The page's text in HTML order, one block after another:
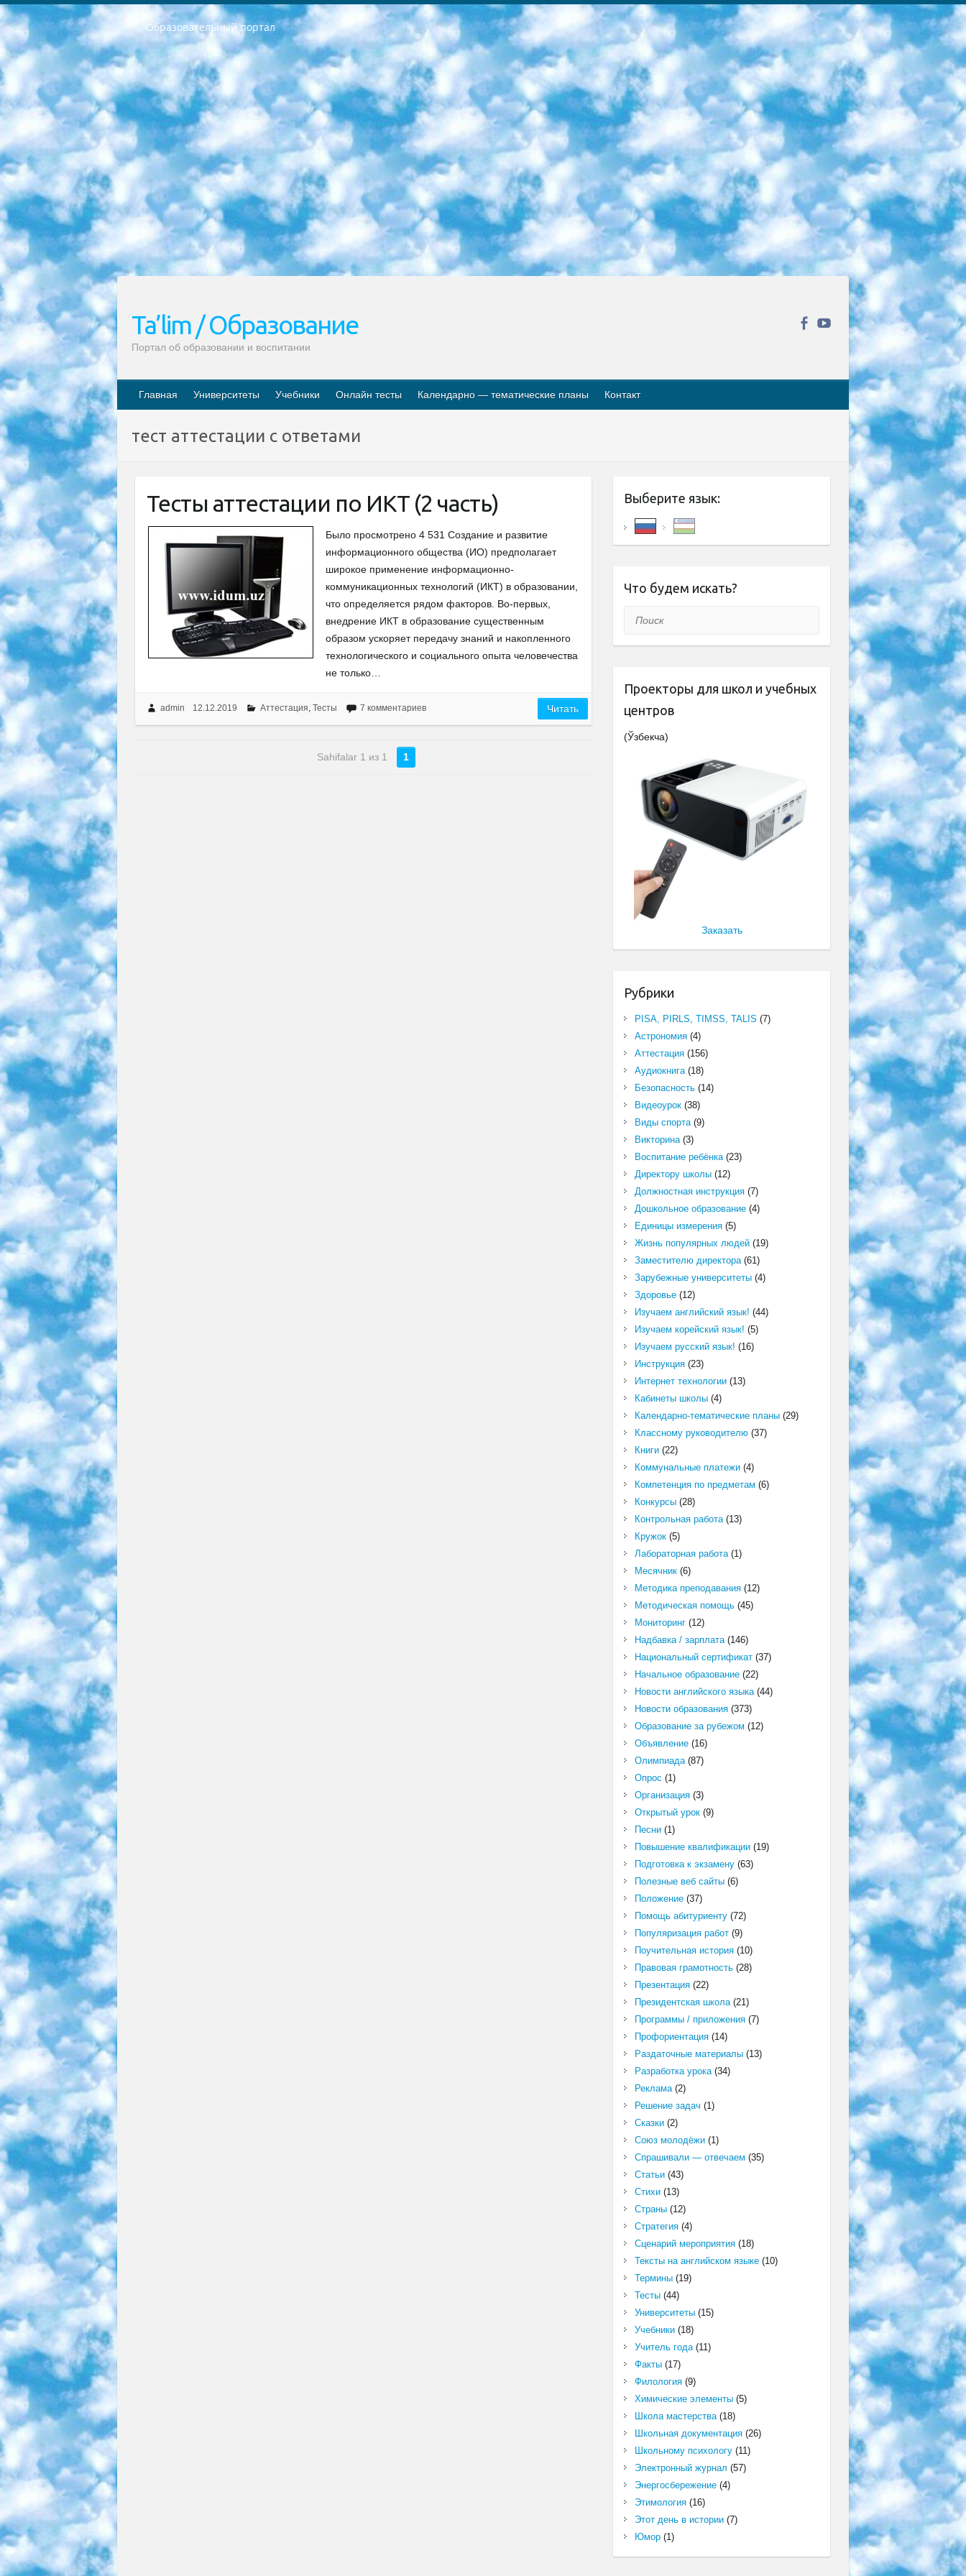
Образовательный портал
РЕСПУБЛИКА УЗБЕКИСТАН МИНИСТРЕРСТВО ДОШКОЛЬНОГО И ШКОЛЬНОГО ОБРАЗОВАНИЯ КОМАНДА в общеобразовательных учреждениях в 2023-2024 учебном году организация и проведение итоговой государственной аттестации обучающихся о Министра дошкольного и школьного образования Республики Узбекистан от 4 марта 2008 года (постановлением Минюста от 20 марта 2008 года № 1778 государственной регистрации) «Итоговое состояние учащихся общего среднего образования на основании положения об утверждении положения об аттестации общего среднего образования выпускной экзамен студентов в образовательных учреждениях в 2023-2024 учебном году В целях организации и прохождения аттестации приказываю: 1. Следующее: перечень предметов, по которым будет проводиться итоговая государственная аттестация и экзамен формы перевода согласно приложению 1; сертификаты международного образца, оценивающие уровень владения иностранными языками перечень согласно приложению 2; 2. Педагогический при специализированных образовательных учреждениях. научно-практический центр квалификации и международной оценки (Д.Давидова) 2024 г. До 25 марта: задания по предметам, по которым будет проводиться итоговая аттестация разработка и утверждение технических условий; итоговая аттестация на основании разработанного предметного задания разработка вопросов по предметам (устно и письменно), экзамен передача; общеобразовательные средние школы и специальные учебные заведения учащиеся выпускных классов школ и интернатов в агентской системе подготовка базы данных экзаменационных материалов и критериев оценки; перевод базы экзаменационных материалов на все языки обучения подать в Республиканский образовательный центр для изготовления; варианты экзаменов на основе разработанных контрольных материалов пусть будут поставлены задачи формирования. 3. Республиканский образовательный центр (Ш.Худайкулов) до 5 апреля 2024 года. до: база данных предоставленных экзаменационных материалов на все языки обучения перевод и экспертиза; для слепых, слабовидящих, глухих, слабослышащих и умственно отсталых детей учащиеся выпускных классов специализированных школ и школ-интернатов база данных экзаменационных материалов на всех преподаваемых языках подготовка критериев оценки; специализированные школы для умственно отсталых детей и технологии для учащихся выпускных классов школ-интернатов разработка соответствующих рекомендаций и критериев проведения ЕГЭ по естествознанию давать задания. 4. Педагогический при специализированных образовательных учреждениях. Научно-практический центр навыков и международной оценки (Д.Давидова), Республика образовательный центр (Худайкулов Ш.) итоговый государственный аттестационный экзамен ориентирован на творческое и логическое мышление при подготовке базы материалов учитывать введение заданий. 5. Следует отметить, что: сертификат государственного образца о знании общеобразовательного предмета и как минимум национальный уровень B1 по предметам на иностранных языках, указанным в Приложении 2. или международно признанный сертификат эквивалентного уровня студенты, изучающие определенный предмет, освобождаются от экзамена; по соответствующим предметам запланирована итоговая государственная аттестация за день до дня, путем жеребьевки Рабочей группой (в письменной форме по предметам, проводимым в форме) из числа сформированных вариантов выбрано 2 варианта; 2 выбранных варианта экзамена анонсированы на официальном сайте министерства и все выпускники по всей стране на основе этих вариантов проводит итоговую государственную аттестацию. 6. Государственное образование учащихся средних общеобразовательных учреждений. знания в соответствии с квалификационными требованиями, которые необходимо приобрести на основании стандартов итоговый (выпускной) контроль для 9 и 11 классов в целях тестирования Экзамены (далее – экзамены) состоят из предметов, перечисленных в приложении 1. будет сделано. 7. Экзамены пройдут с 26 мая по 15 июня 2024 г. (кроме науки физического воспитания). 8. Физическая для учащихся 9 классов общесредних образовательных учреждений. Экзамены по предмету «Образование, квалификация медицина» 1-6 мая 2024 года. сотрудники перевести под присмотр (с отклонениями в физическом или умственном развитии) специализированная школа для детей, школы-интернаты и со сколиозом школы-интернаты санаторного типа для больных детей исключены). 9. Он был слепым, слабовидящим и имел нарушения опорно-двигательного аппарата. экзамены в специализированных школах и интернатах для детей должны проводиться исходя из требований, предъявляемых к общеобразовательным учреждениям (физкультура кроме науки). 10. Специализированная школа для глухих и слабослышащих детей. и экзамены в интернатах и быть реализован в виде письменного теста по математике. 11. Специальность для умственно отсталых детей. Для 9 класса Родной язык и литературное письмо Государственный язык (язык обучения – узбекский). для неклассов) написано Математическое письмо Письменная/устная история Узбекистана Физическое воспитание практично Итоговый контроль Для 11 класса Написание родного языка и литературы (эссе) Математическое письмо Узбекский язык (обучение на узбекском языке) не посещающее общее среднее образование для учреждений)/Образовательное учреждение выбор письменный и устный Иностранный язык письменный/устный Письменная/устная история Узбекистана *По выбору студента:  Химия  Физика  Основы государственного права  География 10 бесплатных образовательных ресурсов - Мы составили подборку онлайн-проектов с интерактивными упражнениями, видеолекциями и статьями. Они помогут вам обрести новые и освежить старые знания бесплатно. 1. «ИНТУИТ» Старейшая образовательная площадка Рунета. Здесь вы найдёте сотни текстовых и видеокурсов на десятки различных тем — от программирования до психологии. Многие курсы подготовлены российскими университетами и крупными международными компаниями вроде Intel и Microsoft. Самостоятельное обучение бесплатное, но желающие могут оплатить услуги персональных наставников. 2. «Смартия» знакомит с актуальными профессиями и подсказывает, как им обучаться. Выбрав заинтересовавшую вас специальность — SMM-специалист, фотограф, веб-дизайнер или другую, — увидите список необходимых для неё умений. Чтобы вы могли освоить их самостоятельно, для каждого умения площадка отображает подборку ссылок на учебные материалы. Хотя «Смартия» ориентируется на русскоязычную аудиторию, часть контента всё же доступна только на английском. 3. «Лекторий Физтеха» Проект Московского физико-технического института (Физтеха). С его помощью вы можете смотреть онлайн серии лекций, записанные на видео в этом вузе. В числе доступных предметов — физика, биология, химия, информационные технологии и другие. К некоторым лекциям администрация ресурса прилагает готовые конспекты, которые можно скачивать в PDF-формате. 4. ITMOcourses Онлайн-площадка Санкт-Петербургского национального исследовательского университета информационных технологий, механики и оптики (ИТМО). Ресурс предоставляет свободный доступ к курсам, разработанным в этом вузе. Каталог материалов разбит на четыре категории: «Оптические системы и технологии», «Приборостроение и робототехника», «Информационные технологии» и «Биотехнологии». Курсы состоят из видеолекций, интерактивных демонстраций и заданий. 5. «КиберЛенинка» Электронная научная библиотека открытого доступа. Каталог площадки регулярно обрастает текстами статей из различных научных изданий. Сгруппированные по журналам и рубрикам публикации можно читать онлайн или скачивать целиком в PDF-формате. Проект нацелен на популяризацию науки за счёт открытого доступа к качественной информации. 6. «ПостНаука» На этом ресурсе публикуют подборки видеолекций, составленные экспертами из разных отраслей и объединённые общими темами. Среди них, к примеру, есть серии «Биоинформатика и геномика», «Культура средневековой Скандинавии» и Cinema Studies о теории кино. Каждая подборка лекций — логически связанная история, рассказанная экспертом от первого лица. Кроме того, на сайте появляются научно-образовательные статьи и тесты на разные темы. 7. «Newочём» Команда проекта «Newочём» отбирает самые интересные тексты из англоязычных СМИ и переводит те из них, за которые голосуют участники сообщества «ВКонтакте». По большей части это научно-популярные статьи. Редакторы придумывают лишь заголовки, в остальном содержание переводов соответствует оригиналам. Полные тексты можно читать прямо в социальной сети. 8. InternetUrok Онлайн-база материалов по основным дисциплинам школьной программы. Информация на сайте структурирована по классам, предметам и темам (урокам). Каждый урок состоит из видеолекций и конспектов. Есть также интерактивные тренажёры и тесты для закрепления пройденного материала. Даже если вы давно окончили школу, возможность повторить программу старших классов всегда может пригодиться. 9. Edutainme Ещё один ресурс об образовании. В отличие от Newtonew, как мне кажется, Edutainme больше ориентируется на представителей индустрии: педагогов, предпринимателей, разработчиков образовательных проектов. Но и любой, кто просто стремится к саморазвитию, найдёт на сайте много полезного и интересного для себя. Например, информацию о новых курсах и образовательных сервисах. 10. Newtonew Онлайн-медиа об образовании и обучении в широком смысле. Авторы Newtonew пишут об инструментах, заведениях, тактиках и стратегиях, которые помогают учить других и получать новые знания самостоятельно. На этой площадке вы найдёте новости, обзоры, аналитические мат
Ta’lim / Образование
Портал об образовании и воспитании
Главная Университеты Учебники Онлайн тесты Календарно — тематические планы Контакт
тест аттестации с ответами
Тесты аттестации по ИКТ (2 часть)
Было просмотрено 4 531 Создание и развитие
информационного общества (ИО) предполагает
широкое применение информационно-
коммуникационных технологий (ИКТ) в образовании,
что определяется рядом факторов. Во-первых,
внедрение ИКТ в образование существенным
образом ускоряет передачу знаний и накопленного
технологического и социального опыта человечества
не только…
admin 12.12.2019 Аттестация, Тесты 7 комментариев Читать
Sahifalar 1 из 1 1
Выберите язык:
Что будем искать?
Поиск
Проекторы для школ и учебных
центров
(Ўзбекча)
Заказать
Рубрики
PISA, PIRLS, TIMSS, TALIS (7)
Астрономия(4)
Аттестация(156)
Аудиокнига(18)
Безопасность(14)
Видеоурок(38)
Виды спорта(9)
Викторина(3)
Воспитание ребёнка(23)
Директору школы(12)
Должностная инструкция(7)
Дошкольное образование(4)
Единицы измерения(5)
Жизнь популярных людей(19)
Заместителю директора(61)
Зарубежные университеты(4)
Здоровье(12)
Изучаем английский язык! (44)
Изучаем корейский язык! (5)
Изучаем русский язык! (16)
Инструкция(23)
Интернет технологии(13)
Кабинеты школы(4)
Календарно-тематические планы(29)
Классному руководителю(37)
Книги(22)
Коммунальные платежи(4)
Компетенция по предметам (6)
Конкурсы(28)
Контрольная работа(13)
Кружок(5)
Лабораторная работа(1)
Месячник(6)
Методика преподавания(12)
Методическая помощь(45)
Мониторинг(12)
Надбавка / зарплата(146)
Национальный сертификат(37)
Начальное образование(22)
Новости английского языка(44)
Новости образования(373)
Образование за рубежом (12)
Объявление(16)
Олимпиада(87)
Опрос (1)
Организация(3)
Открытый урок(9)
Песни(1)
Повышение квалификации(19)
Подготовка к экзамену(63)
Полезные веб сайты(6)
Положение(37)
Помощь абитуриенту(72)
Популяризация работ(9)
Поучительная история(10)
Правовая грамотность(28)
Презентация(22)
Президентская школа(21)
Программы / приложения(7)
Профориентация(14)
Раздаточные материалы(13)
Разработка урока(34)
Реклама(2)
Решение задач (1)
Сказки(2)
Союз молодёжи(1)
Спрашивали — отвечаем (35)
Статьи(43)
Стихи(13)
Страны(12)
Стратегия(4)
Сценарий мероприятия(18)
Тексты на английском языке(10)
Термины(19)
Тесты(44)
Университеты(15)
Учебники(18)
Учитель года(11)
Факты(17)
Филология(9)
Химические элементы(5)
Школа мастерства(18)
Школьная документация(26)
Школьному психологу(11)
Электронный журнал (57)
Энергосбережение(4)
Этимология(16)
Этот день в истории(7)
Юмор(1)